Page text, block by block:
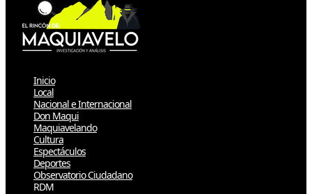
Inicio
Local
Nacional e Internacional
Don Maqui
Maquiavelando
Cultura
Espectáculos
Deportes
Observatorio Ciudadano
RDM